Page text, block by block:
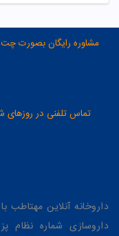
داروخانه آنلاین مهتاطب
داروسازی شماره نظام پزشکی: د-3247،